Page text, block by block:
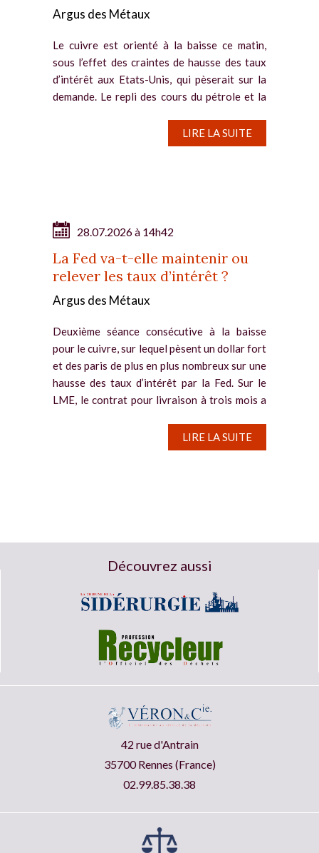
Argus des Métaux
Le cuivre est orienté à la baisse ce matin,
sous l’effet des craintes de hausse des taux
d’intérêt aux Etats-Unis, qui pèserait sur la
demande. Le repli des cours du pétrole et la
LIRE LA SUITE
28.07.2026 à 14h42
La Fed va-t-elle maintenir ou
relever les taux d’intérêt ?
Argus des Métaux
Deuxième séance consécutive à la baisse
pour le cuivre, sur lequel pèsent un dollar fort
et des paris de plus en plus nombreux sur une
hausse des taux d’intérêt par la Fed. Sur le
LME, le contrat pour livraison à trois mois a
LIRE LA SUITE
Découvrez aussi
42 rue d'Antrain
35700 Rennes (France)
02.99.85.38.38